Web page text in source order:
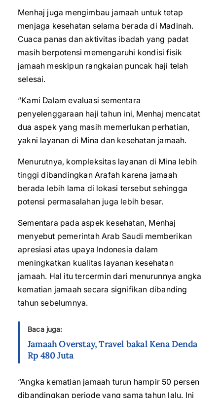
Menhaj juga mengimbau jamaah untuk tetap
menjaga kesehatan selama berada di Madinah.
Cuaca panas dan aktivitas ibadah yang padat
masih berpotensi memengaruhi kondisi fisik
jamaah meskipun rangkaian puncak haji telah
selesai.
“Kami Dalam evaluasi sementara
penyelenggaraan haji tahun ini, Menhaj mencatat
dua aspek yang masih memerlukan perhatian,
yakni layanan di Mina dan kesehatan jamaah.
Menurutnya, kompleksitas layanan di Mina lebih
tinggi dibandingkan Arafah karena jamaah
berada lebih lama di lokasi tersebut sehingga
potensi permasalahan juga lebih besar.
Sementara pada aspek kesehatan, Menhaj
menyebut pemerintah Arab Saudi memberikan
apresiasi atas upaya Indonesia dalam
meningkatkan kualitas layanan kesehatan
jamaah. Hal itu tercermin dari menurunnya angka
kematian jamaah secara signifikan dibanding
tahun sebelumnya.
Baca juga:
Jamaah Overstay, Travel bakal Kena Denda
Rp 480 Juta
“Angka kematian jamaah turun hampir 50 persen
dibandingkan periode yang sama tahun lalu. Ini